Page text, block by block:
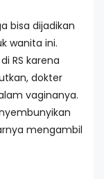
bisa dijadikan
wanita ini.
RS karena
dokter
vaginanya.
mengambil